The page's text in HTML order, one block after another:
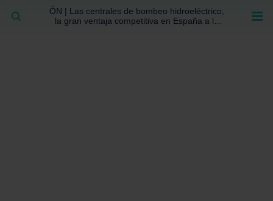
ÓN | Las centrales de bombeo hidroeléctrico,
la gran ventaja competitiva en España a la
BUSCAR